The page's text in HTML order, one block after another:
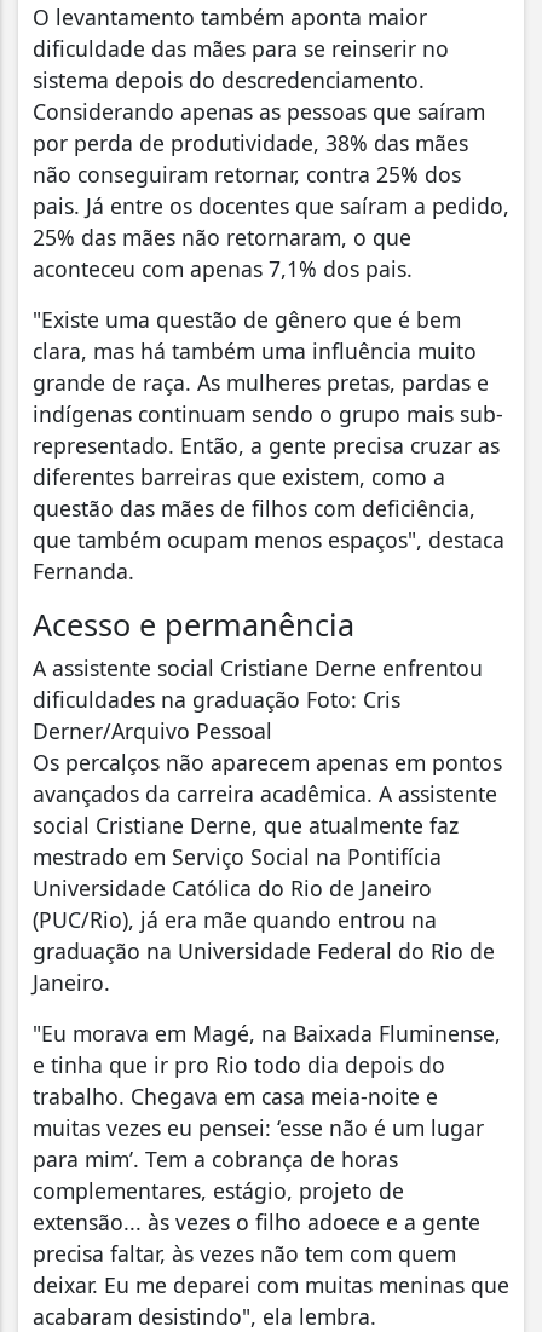
O levantamento também aponta maior
dificuldade das mães para se reinserir no
sistema depois do descredenciamento.
Considerando apenas as pessoas que saíram
por perda de produtividade, 38% das mães
não conseguiram retornar, contra 25% dos
pais. Já entre os docentes que saíram a pedido,
25% das mães não retornaram, o que
aconteceu com apenas 7,1% dos pais.
"Existe uma questão de gênero que é bem
clara, mas há também uma influência muito
grande de raça. As mulheres pretas, pardas e
indígenas continuam sendo o grupo mais sub-
representado. Então, a gente precisa cruzar as
diferentes barreiras que existem, como a
questão das mães de filhos com deficiência,
que também ocupam menos espaços", destaca
Fernanda.
Acesso e permanência
A assistente social Cristiane Derne enfrentou
dificuldades na graduação Foto: Cris
Derner/Arquivo Pessoal
Os percalços não aparecem apenas em pontos
avançados da carreira acadêmica. A assistente
social Cristiane Derne, que atualmente faz
mestrado em Serviço Social na Pontifícia
Universidade Católica do Rio de Janeiro
(PUC/Rio), já era mãe quando entrou na
graduação na Universidade Federal do Rio de
Janeiro.
"Eu morava em Magé, na Baixada Fluminense,
e tinha que ir pro Rio todo dia depois do
trabalho. Chegava em casa meia-noite e
muitas vezes eu pensei: ‘esse não é um lugar
para mim’. Tem a cobrança de horas
complementares, estágio, projeto de
extensão... às vezes o filho adoece e a gente
precisa faltar, às vezes não tem com quem
deixar. Eu me deparei com muitas meninas que
acabaram desistindo", ela lembra.